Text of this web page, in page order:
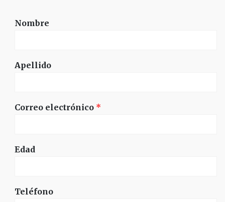
Nombre
Apellido
Correo electrónico *
Edad
Teléfono